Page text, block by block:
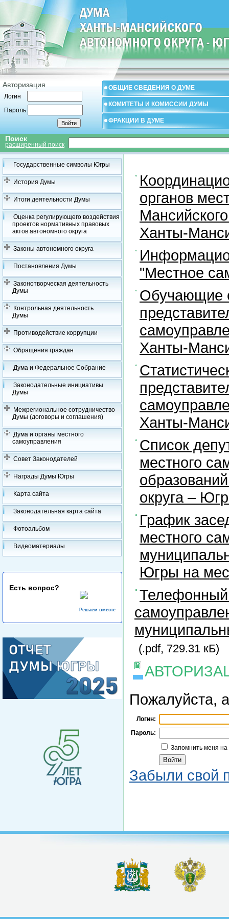
Авторизация
Логин
Пароль
ОБЩИЕ СВЕДЕНИЯ О ДУМЕ
КОМИТЕТЫ И КОМИССИИ ДУМЫ
ФРАКЦИИ В ДУМЕ
Поиск
расширенный поиск
Государственные символы Югры
История Думы
Итоги деятельности Думы
Оценка регулирующего воздействия
проектов нормативных правовых
актов автономного округа
Законы автономного округа
Постановления Думы
Законотворческая деятельность
Думы
Контрольная деятельность
Думы
Противодействие коррупции
Обращения граждан
Дума и Федеральное Собрание
Законодательные инициативы
Думы
Межрегиональное сотрудничество
Думы (договоры и соглашения)
Дума и органы местного
самоуправления
Совет Законодателей
Награды Думы Югры
Карта сайта
Законодательная карта сайта
Фотоальбом
Видеоматериалы
Есть вопрос?
Решаем вместе
органов
Ханты-
"Местное
Обучающие
Ханты-
Ханты-
Список
местного
округа –
График
местного
Югры на
Телефонный
(.pdf, 729.31 кБ)
Пожалуйста,
Логин:
Пароль:
Запомнить меня
Забыли свой